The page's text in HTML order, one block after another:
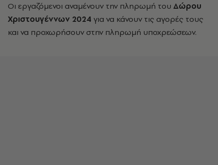
Οι εργαζόμενοι αναμένουν την πληρωμή του Δώρου
Χριστουγέννων 2024 για να κάνουν τις αγορές τους
και να προχωρήσουν στην πληρωμή υποχρεώσεων.